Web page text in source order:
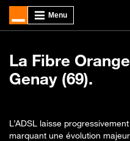
La Fibre
Genay (69).
L’ADSL laisse
marquant une évolution